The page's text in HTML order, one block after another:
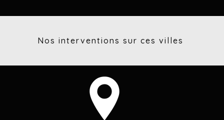
Nos interventions sur ces villes